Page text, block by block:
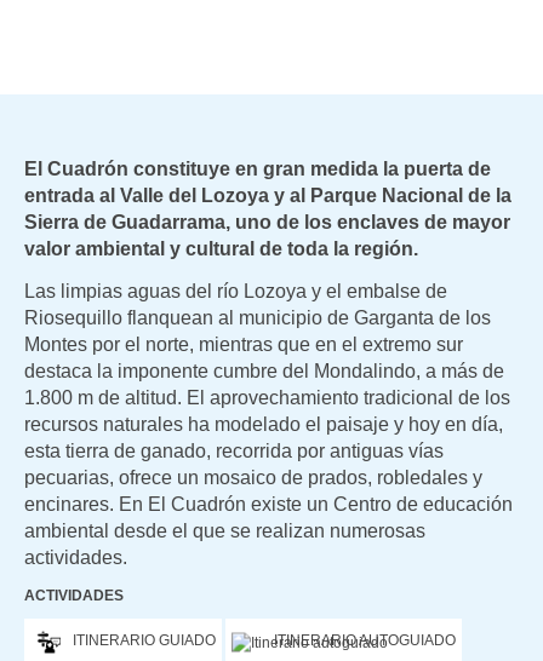
El Cuadrón constituye en gran medida la puerta de
entrada al Valle del Lozoya y al Parque Nacional de la
Sierra de Guadarrama, uno de los enclaves de mayor
valor ambiental y cultural de toda la región.
Las limpias aguas del río Lozoya y el embalse de
Riosequillo flanquean al municipio de Garganta de los
Montes por el norte, mientras que en el extremo sur
destaca la imponente cumbre del Mondalindo, a más de
1.800 m de altitud. El aprovechamiento tradicional de los
recursos naturales ha modelado el paisaje y hoy en día,
esta tierra de ganado, recorrida por antiguas vías
pecuarias, ofrece un mosaico de prados, robledales y
encinares. En El Cuadrón existe un Centro de educación
ambiental desde el que se realizan numerosas
actividades.
ACTIVIDADES
ITINERARIO GUIADO ITINERARIO AUTOGUIADO